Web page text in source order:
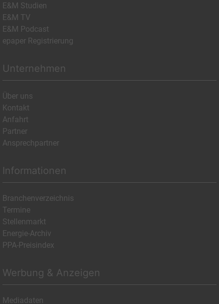
E&M Studien
E&M TV
E&M Podcast
epaper Registrierung
Unternehmen
Über uns
Kontakt
Anfahrt
Partner
Ansprechpartner
Informationen
Branchenverzeichnis
Termine
Stellenmarkt
Energie-Archiv
PPA-Preisindex
Werbung & Anzeigen
Mediadaten